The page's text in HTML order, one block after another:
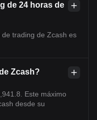
de 24 horas de
trading de Zcash es
Zcash?
Este máximo
desde su